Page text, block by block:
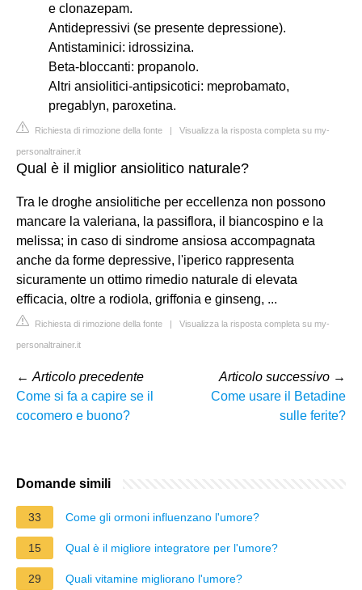
e clonazepam.
Antidepressivi (se presente depressione).
Antistaminici: idrossizina.
Beta-bloccanti: propanolo.
Altri ansiolitici-antipsicotici: meprobamato,
pregablyn, paroxetina.
Richiesta di rimozione della fonte | Visualizza la risposta completa su my-
personaltrainer.it
Qual è il miglior ansiolitico naturale?
Tra le droghe ansiolitiche per eccellenza non possono
mancare la valeriana, la passiflora, il biancospino e la
melissa; in caso di sindrome ansiosa accompagnata
anche da forme depressive, l'iperico rappresenta
sicuramente un ottimo rimedio naturale di elevata
efficacia, oltre a rodiola, griffonia e ginseng, ...
Richiesta di rimozione della fonte | Visualizza la risposta completa su my-
personaltrainer.it
← Articolo precedente
Come si fa a capire se il
cocomero e buono?
Articolo successivo →
Come usare il Betadine
sulle ferite?
Domande simili
33 Come gli ormoni influenzano l'umore?
15 Qual è il migliore integratore per l'umore?
29 Quali vitamine migliorano l'umore?